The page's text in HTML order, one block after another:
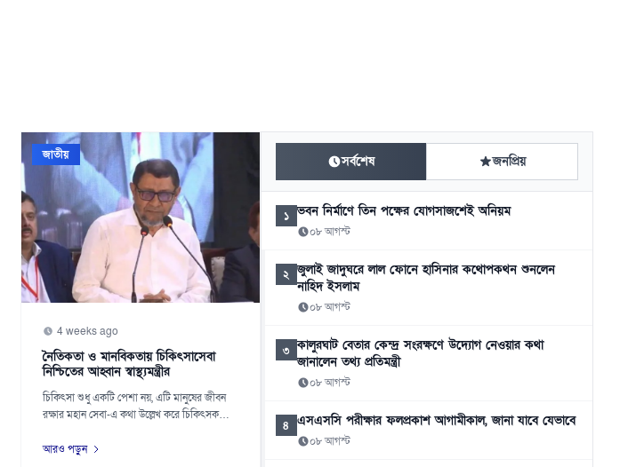
জাতীয়
4 weeks ago
নৈতিকতা ও মানবিকতায় চিকিৎসাসেবা
নিশ্চিতের আহ্বান স্বাস্থ্যমন্ত্রীর
চিকিৎসা শুধু একটি পেশা নয়, এটি মানুষের জীবন
রক্ষার মহান সেবা-এ কথা উল্লেখ করে চিকিৎসকদের
আরও পড়ুন
সর্বশেষ জনপ্রিয়
১ ভবন নির্মাণে তিন পক্ষের যোগসাজশেই অনিয়ম
০৮ আগস্ট
২
জুলাই জাদুঘরে লাল ফোনে হাসিনার কথোপকথন শুনলেন
নাহিদ ইসলাম
০৮ আগস্ট
৩ কালুরঘাট বেতার কেন্দ্র সংরক্ষণে উদ্যোগ নেওয়ার কথা
জানালেন তথ্য প্রতিমন্ত্রী
০৮ আগস্ট
৪ এসএসসি পরীক্ষার ফলপ্রকাশ আগামীকাল, জানা যাবে যেভাবে
০৮ আগস্ট